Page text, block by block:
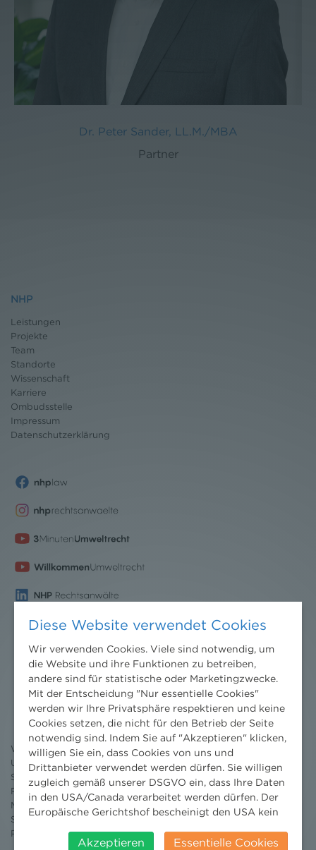
Dr. Peter Sander, LL.M./MBA
Partner
NHP
Leistungen
Projekte
Team
Standorte
Wissenschaft
Karriere
Ombudsstelle
Impressum
Datenschutzerklärung
Nachrichten
News aktuell
Newsletter
3 Minuten Umweltrecht
Willkommen Umweltrecht
Umweltrechtsblog
Seminare
Publikationen
Moot Court
Stipendium
Pressebereich
Diese Website verwendet Cookies
Wir verwenden Cookies. Viele sind notwendig, um
die Website und ihre Funktionen zu betreiben,
andere sind für statistische oder Marketingzwecke.
Mit der Entscheidung "Nur essentielle Cookies"
werden wir Ihre Privatsphäre respektieren und keine
Cookies setzen, die nicht für den Betrieb der Seite
notwendig sind. Indem Sie auf "Akzeptieren" klicken,
willigen Sie ein, dass Cookies von uns und
Drittanbieter verwendet werden dürfen. Sie willigen
zugleich gemäß unserer DSGVO ein, dass Ihre Daten
in den USA/Canada verarbeitet werden dürfen. Der
Europäische Gerichtshof bescheinigt den USA kein
insbesondere das Risiko, dass ihre Daten durch US-
Akzeptieren
Essentielle Cookies